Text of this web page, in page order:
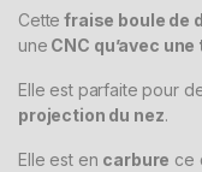
Cette fraise boule de
une CNC qu’avec
Elle est parfaite pour
projection du nez.
Elle est en carbure ce